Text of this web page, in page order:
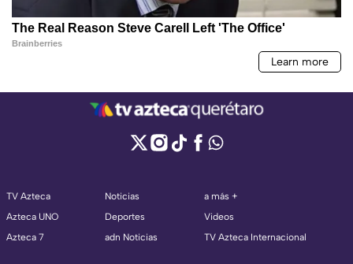
TV Azteca
Azteca UNO
Azteca 7
Noticias
Deportes
adn Noticias
a más +
Videos
TV Azteca Internacional